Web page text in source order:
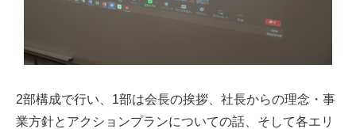
2部構成で行い、1部は会長の挨拶、社長からの理念・事
業方針とアクションプランについての話、そして各エリ